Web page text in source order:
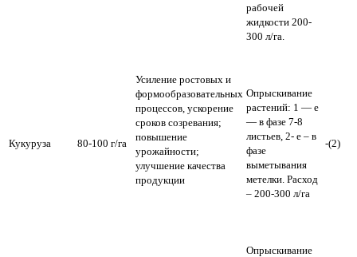
рабочей
жидкости 200-
300 л/га.
Кукуруза 80-100 г/га
Усиление ростовых и
формообразовательных
процессов, ускорение
сроков созревания;
повышение
урожайности;
улучшение качества
продукции
Опрыскивание
растений: 1 — е
— в фазе 7-8
листьев, 2- е – в
фазе
выметывания
метелки. Расход
– 200-300 л/га
-(2)
Опрыскивание